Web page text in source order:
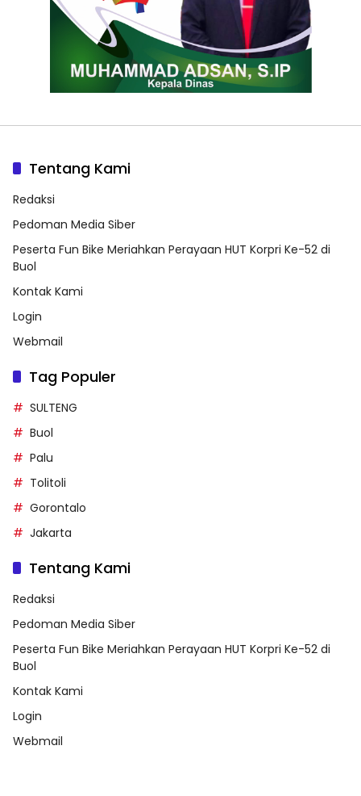
Tentang Kami
Redaksi
Pedoman Media Siber
Peserta Fun Bike Meriahkan Perayaan HUT Korpri Ke-52 di
Buol
Kontak Kami
Login
Webmail
Tag Populer
SULTENG
Buol
Palu
Tolitoli
Gorontalo
Jakarta
Tentang Kami
Redaksi
Pedoman Media Siber
Peserta Fun Bike Meriahkan Perayaan HUT Korpri Ke-52 di
Buol
Kontak Kami
Login
Webmail